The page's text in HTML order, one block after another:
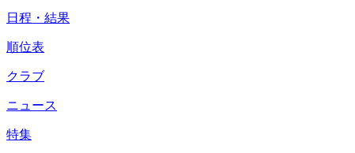
日程・結果
順位表
クラブ
ニュース
特集